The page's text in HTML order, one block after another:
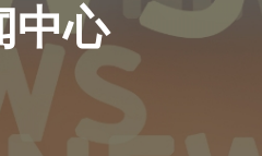
中心